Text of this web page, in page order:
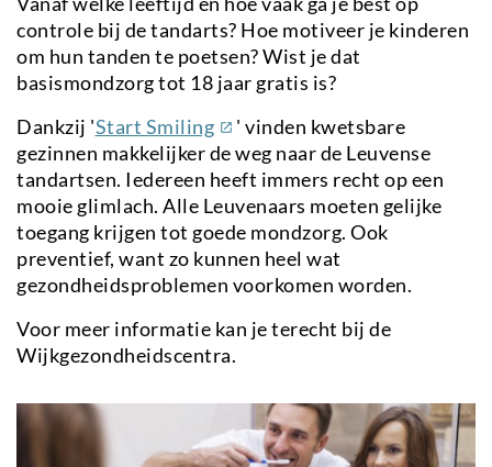
controle bij de tandarts? Hoe motiveer je kinderen
om hun tanden te poetsen? Wist je dat
basismondzorg tot 18 jaar gratis is?
Dankzij 'Start Smiling(externe
link)
' vinden kwetsbare
gezinnen makkelijker de weg naar de Leuvense
tandartsen. Iedereen heeft immers recht op een
mooie glimlach. Alle Leuvenaars moeten gelijke
toegang krijgen tot goede mondzorg. Ook
preventief, want zo kunnen heel wat
gezondheidsproblemen voorkomen worden.
Voor meer informatie kan je terecht bij de
Wijkgezondheidscentra.